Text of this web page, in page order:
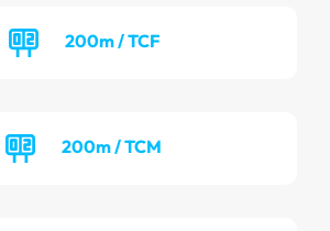
200m / TCF
200m / TCM